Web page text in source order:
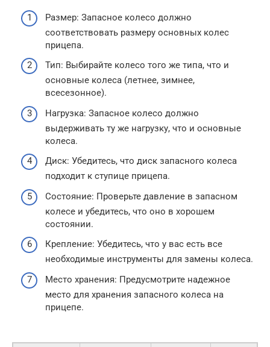
Размер: Запасное колесо должно
соответствовать размеру основных колес
прицепа.
Тип: Выбирайте колесо того же типа, что и
основные колеса (летнее, зимнее,
всесезонное).
Нагрузка: Запасное колесо должно
выдерживать ту же нагрузку, что и основные
колеса.
Диск: Убедитесь, что диск запасного колеса
подходит к ступице прицепа.
Состояние: Проверьте давление в запасном
колесе и убедитесь, что оно в хорошем
состоянии.
Крепление: Убедитесь, что у вас есть все
необходимые инструменты для замены колеса.
Место хранения: Предусмотрите надежное
место для хранения запасного колеса на
прицепе.